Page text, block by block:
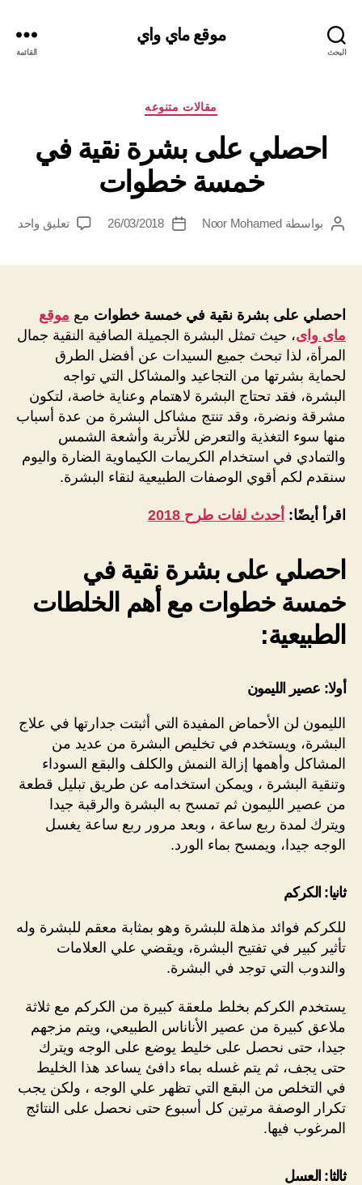
البحث
موقع ماي واي
القائمة
التصنيفات
مقالات متنوعه
احصلي على بشرة نقية في
خمسة خطوات
كاتببواسطةNoor Mohamed
تاريخ26/03/2018 تعليق واحد
احصلي على بشرة نقية في خمسة خطوات مع موقع
ماى واى، حيث تمثل البشرة الجميلة الصافية النقية جمال
المرأة، لذا تبحث جميع السيدات عن أفضل الطرق
لحماية بشرتها من التجاعيد والمشاكل التي تواجه
البشرة، فقد تحتاج البشرة لاهتمام وعناية خاصة، لتكون
مشرقة ونضرة، وقد تنتج مشاكل البشرة من عدة أسباب
منها سوء التغذية والتعرض للأتربة وأشعة الشمس
والتمادي في استخدام الكريمات الكيماوية الضارة واليوم
سنقدم لكم أقوي الوصفات الطبيعية لنقاء البشرة.
اقرأ أيضًا: أحدث لفات طرح 2018
احصلي على بشرة نقية في
خمسة خطوات مع أهم الخلطات
الطبيعية:
أولا: عصير الليمون
الليمون لن الأحماض المفيدة التي أثبتت جدارتها في علاج
البشرة، ويستخدم في تخليص البشرة من عديد من
المشاكل وأهمها إزالة النمش والكلف والبقع السوداء
وتنقية البشرة ، ويمكن استخدامه عن طريق تبليل قطعة
من عصير الليمون ثم تمسح به البشرة والرقبة جيدا
ويترك لمدة ربع ساعة ، وبعد مرور ربع ساعة يغسل
الوجه جيدا، ويمسح بماء الورد.
ثانيا: الكركم
للكركم فوائد مذهلة للبشرة وهو بمثابة معقم للبشرة وله
تأثير كبير في تفتيح البشرة، ويقضي علي العلامات
والندوب التي توجد في البشرة.
يستخدم الكركم بخلط ملعقة كبيرة من الكركم مع ثلاثة
ملاعق كبيرة من عصير الأناناس الطبيعي، ويتم مزجهم
جيدا، حتى نحصل على خليط يوضع على الوجه ويترك
حتى يجف، ثم يتم غسله بماء دافئ يساعد هذا الخليط
في التخلص من البقع التي تظهر علي الوجه ، ولكن يجب
تكرار الوصفة مرتين كل أسبوع حتى نحصل على النتائج
المرغوب فيها.
ثالثا: العسل